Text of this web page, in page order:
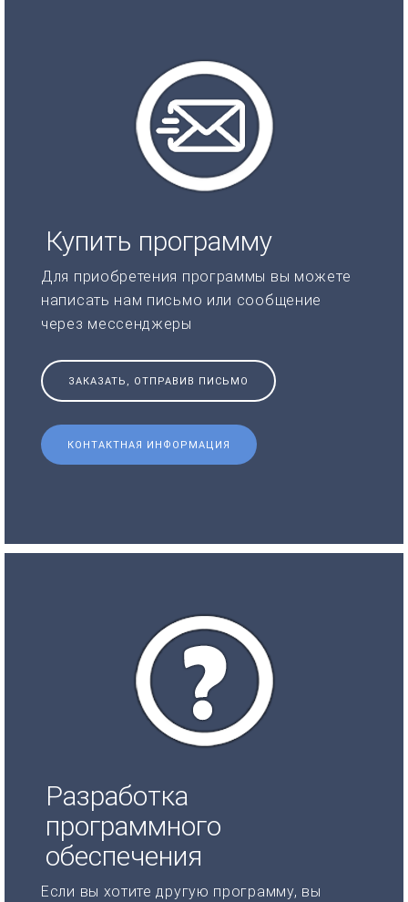
Купить программу
Для приобретения программы вы можете
написать нам письмо или сообщение
через мессенджеры
ЗАКАЗАТЬ, ОТПРАВИВ ПИСЬМО
КОНТАКТНАЯ ИНФОРМАЦИЯ
Разработка
программного
обеспечения
Если вы хотите другую программу, вы